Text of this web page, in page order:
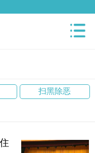
扫黑除恶